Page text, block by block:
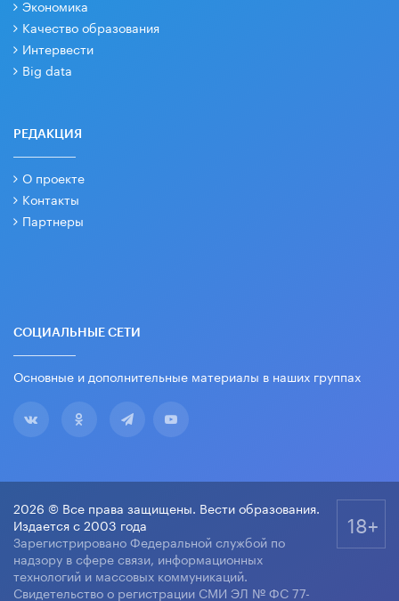
Экономика
Качество образования
Интервести
Big data
РЕДАКЦИЯ
О проекте
Контакты
Партнеры
СОЦИАЛЬНЫЕ СЕТИ
Основные и дополнительные материалы в наших группах
2026 © Все права защищены. Вести образования.
Издается с 2003 года
Зарегистрировано Федеральной службой по
надзору в сфере связи, информационных
технологий и массовых коммуникаций.
Свидетельство о регистрации СМИ ЭЛ № ФС 77-
18+